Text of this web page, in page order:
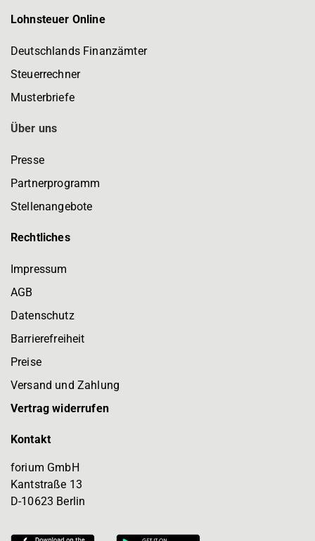
Lohnsteuer Online
Deutschlands Finanzämter
Steuerrechner
Musterbriefe
Über uns
Presse
Partnerprogramm
Stellenangebote
Rechtliches
Impressum
AGB
Datenschutz
Barrierefreiheit
Preise
Versand und Zahlung
Vertrag widerrufen
Kontakt
forium GmbH
Kantstraße 13
D-10623 Berlin